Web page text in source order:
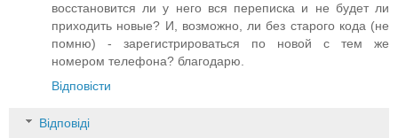
восстановится ли у него вся переписка и не будет ли
приходить новые? И, возможно, ли без старого кода (не
помню) - зарегистрироваться по новой с тем же
номером телефона? благодарю.
Відповісти
Відповіді